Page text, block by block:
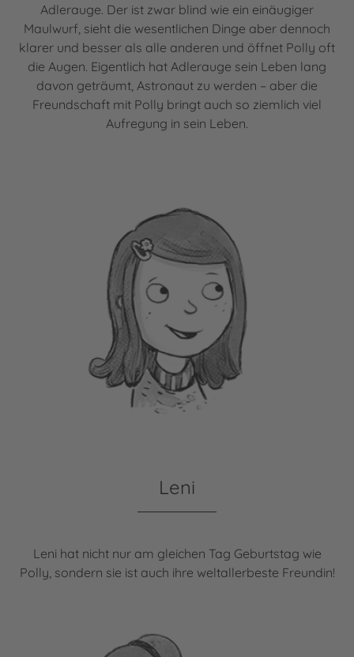
Adlerauge. Der ist zwar blind wie ein einäugiger
Maulwurf, sieht die wesentlichen Dinge aber dennoch
klarer und besser als alle anderen und öffnet Polly oft
die Augen. Eigentlich hat Adlerauge sein Leben lang
davon geträumt, Astronaut zu werden – aber die
Freundschaft mit Polly bringt auch so ziemlich viel
Aufregung in sein Leben.
Leni
Leni hat nicht nur am gleichen Tag Geburtstag wie
Polly, sondern sie ist auch ihre weltallerbeste Freundin!